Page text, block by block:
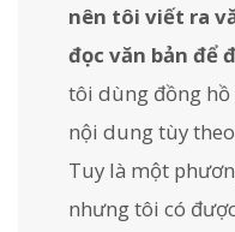
nên tôi viết ra
đọc văn bản để
tôi dùng đồng hồ
nội dung tùy
Tuy là một
nhưng tôi có